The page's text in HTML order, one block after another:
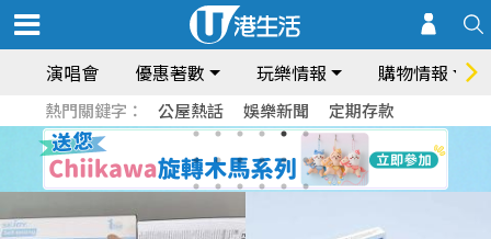
演唱會 優惠著數 玩樂情報 購物情報
熱門關鍵字： 公屋熱話 娛樂新聞 定期存款